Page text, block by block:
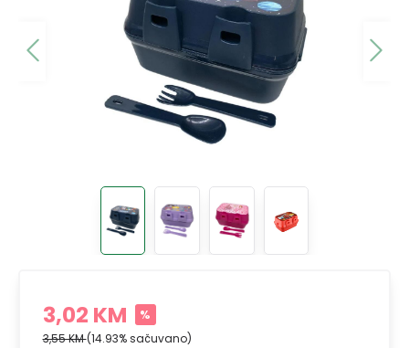
3,02 KM %
3,55 KM(14.93% sačuvano)